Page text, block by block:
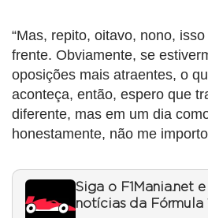
“Mas, repito, oitavo, nono,
frente. Obviamente, se
oposições mais atraentes, o
aconteça, então, espero que
diferente, mas em um dia
honestamente, não me
Siga o F1Mania.net
notícias da Fórmula